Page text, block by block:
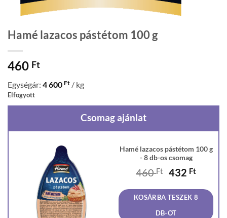
Hamé lazacos pástétom 100 g
460 Ft
Egységár: 4 600 Ft / kg
Elfogyott
Csomag ajánlat
Hamé lazacos pástétom 100 g
- 8 db-os csomag
460Ft
Original
was:
460 Ft.
432 Ft
is:
432
KOSÁRBA TESZEK 8
DB-OT